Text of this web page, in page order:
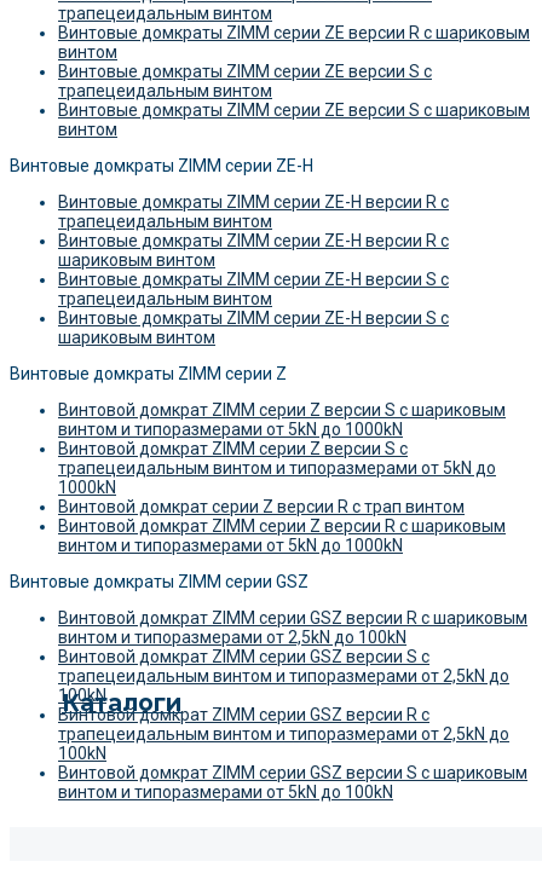
трапецеидальным винтом
Винтовые домкраты ZIMM серии ZE версии R c шариковым
винтом
Винтовые домкраты ZIMM серии ZE версии S c
трапецеидальным винтом
Винтовые домкраты ZIMM серии ZE версии S c шариковым
винтом
Винтовые домкраты ZIMM серии ZE-H
Винтовые домкраты ZIMM серии ZE-H версии R c
трапецеидальным винтом
Винтовые домкраты ZIMM серии ZE-H версии R c
шариковым винтом
Винтовые домкраты ZIMM серии ZE-H версии S c
трапецеидальным винтом
Винтовые домкраты ZIMM серии ZE-H версии S c
шариковым винтом
Винтовые домкраты ZIMM серии Z
Винтовой домкрат ZIMM серии Z версии S c шариковым
винтом и типоразмерами от 5kN до 1000kN
Винтовой домкрат ZIMM серии Z версии S c
трапецеидальным винтом и типоразмерами от 5kN до
1000kN
Винтовой домкрат серии Z версии R c трап винтом
Винтовой домкрат ZIMM серии Z версии R c шариковым
винтом и типоразмерами от 5kN до 1000kN
Винтовые домкраты ZIMM серии GSZ
Винтовой домкрат ZIMM серии GSZ версии R c шариковым
винтом и типоразмерами от 2,5kN до 100kN
Винтовой домкрат ZIMM серии GSZ версии S c
трапецеидальным винтом и типоразмерами от 2,5kN до
100kN
Винтовой домкрат ZIMM серии GSZ версии R c
трапецеидальным винтом и типоразмерами от 2,5kN до
100kN
Винтовой домкрат ZIMM серии GSZ версии S c шариковым
винтом и типоразмерами от 5kN до 100kN
Каталоги